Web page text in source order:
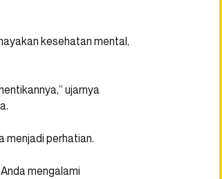
kesehatan mental,
ujarnya
menjadi perhatian.
mengalami